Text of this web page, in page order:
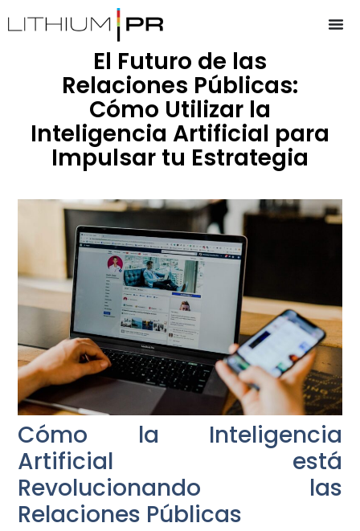
El Futuro de las
Relaciones Públicas:
Cómo Utilizar la
Inteligencia Artificial para
Impulsar tu Estrategia
Cómo la Inteligencia
Artificial está
Revolucionando las
Relaciones Públicas